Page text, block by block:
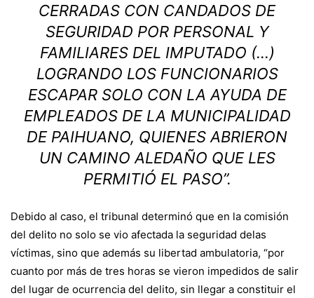
CERRADAS CON CANDADOS DE
SEGURIDAD POR PERSONAL Y
FAMILIARES DEL IMPUTADO (…)
LOGRANDO LOS FUNCIONARIOS
ESCAPAR SOLO CON LA AYUDA DE
EMPLEADOS DE LA MUNICIPALIDAD
DE PAIHUANO, QUIENES ABRIERON
UN CAMINO ALEDAÑO QUE LES
PERMITIÓ EL PASO”.
Debido al caso, el tribunal determinó que en la comisión
del delito no solo se vio afectada la seguridad delas
víctimas, sino que además su libertad ambulatoria, “por
cuanto por más de tres horas se vieron impedidos de salir
del lugar de ocurrencia del delito, sin llegar a constituir el